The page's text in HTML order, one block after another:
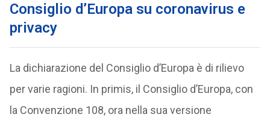
Consiglio d’Europa su coronavirus e
privacy
La dichiarazione del Consiglio d’Europa è di rilievo
per varie ragioni. In primis, il Consiglio d’Europa, con
la Convenzione 108, ora nella sua versione